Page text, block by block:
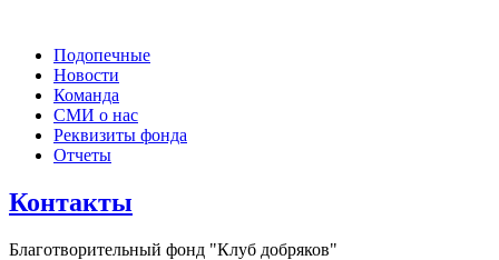
Подопечные
Новости
Команда
СМИ о нас
Реквизиты фонда
Отчеты
Контакты
Благотворительный фонд "Клуб добряков"